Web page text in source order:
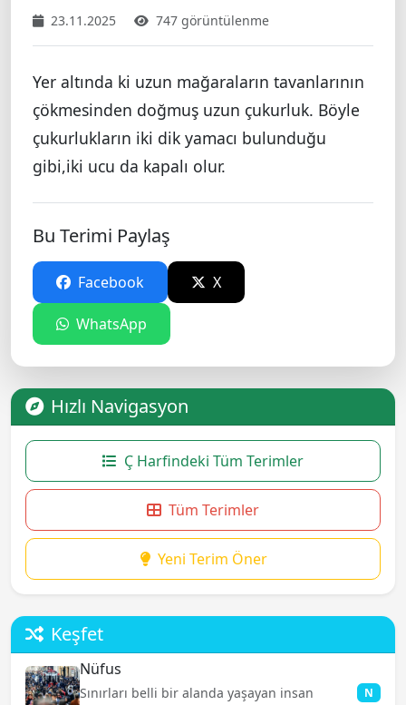
23.11.2025 747 görüntülenme
Yer altında ki uzun mağaraların tavanlarının
çökmesinden doğmuş uzun çukurluk. Böyle
çukurlukların iki dik yamacı bulunduğu
gibi,iki ucu da kapalı olur.
Bu Terimi Paylaş
Facebook X
WhatsApp
Hızlı Navigasyon
Ç Harfindeki Tüm Terimler
Tüm Terimler
Yeni Terim Öner
Keşfet
Nüfus
Sınırları belli bir alanda yaşayan insan
N